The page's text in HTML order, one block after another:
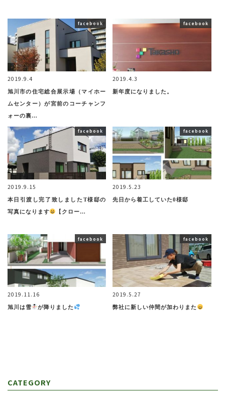
facebook
2019.9.4
旭川市の住宅総合展示場（マイホー
ムセンター）が宮前のコーチャンフ
ォーの裏…
facebook
2019.4.3
新年度になりました。
facebook
2019.9.15
本日引渡し完了致しましたT様邸の
写真になります
【クロー…
facebook
2019.5.23
先日から着工していた0様邸
facebook
2019.11.16
旭川は雪 が降りました
facebook
2019.5.27
弊社に新しい仲間が加わりまた
CATEGORY